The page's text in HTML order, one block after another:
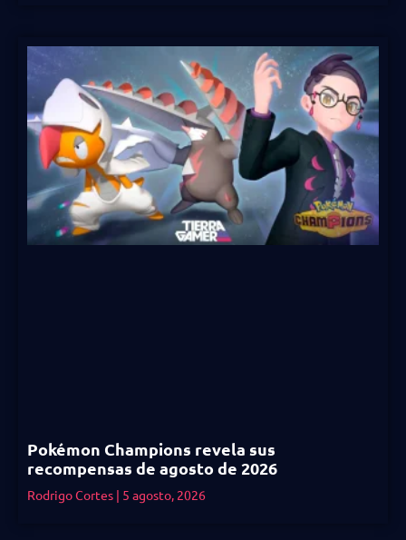
Pokémon Champions revela sus
recompensas de agosto de 2026
Rodrigo Cortes 5 agosto, 2026